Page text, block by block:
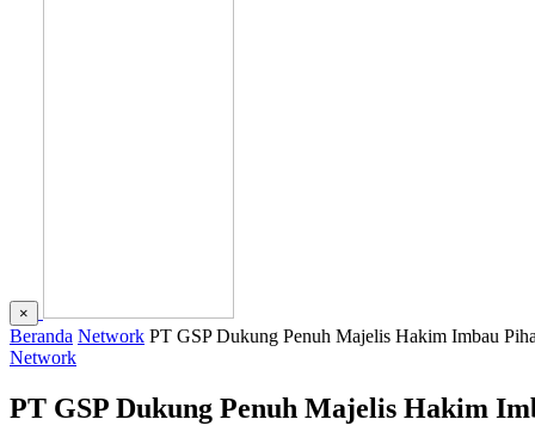
×
Beranda Network PT GSP Dukung Penuh Majelis Hakim Imbau
Network
PT GSP Dukung Penuh Majelis Hakim